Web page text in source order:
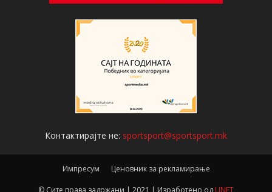
Контактирајте не: sportsport@sportsport.mk
Импресум Ценовник за рекламирање